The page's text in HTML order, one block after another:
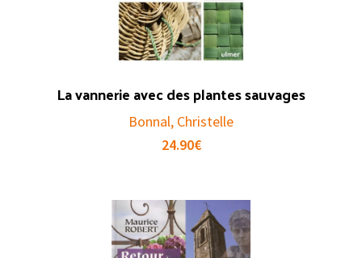
La vannerie avec des plantes sauvages
Bonnal, Christelle
24.90€